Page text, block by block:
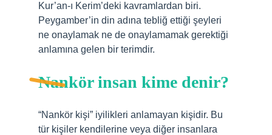
Kur’an-ı Kerim’deki kavramlardan biri.
Peygamber’in din adına tebliğ ettiği şeyleri
ne onaylamak ne de onaylamamak gerektiği
anlamına gelen bir terimdir.
Nankör insan kime denir?
“Nankör kişi” iyilikleri anlamayan kişidir. Bu
tür kişiler kendilerine veya diğer insanlara